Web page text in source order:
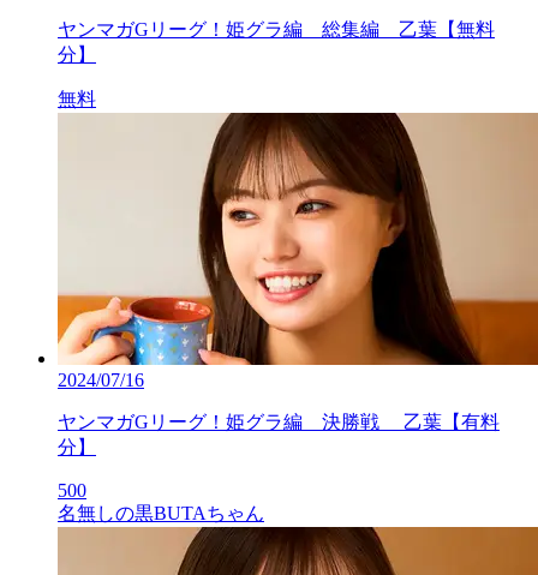
ヤンマガGリーグ！姫グラ編 総集編 乙葉【無料
分】
無料
2024/07/16
ヤンマガGリーグ！姫グラ編 決勝戦 乙葉【有料
分】
500
名無しの黒BUTAちゃん